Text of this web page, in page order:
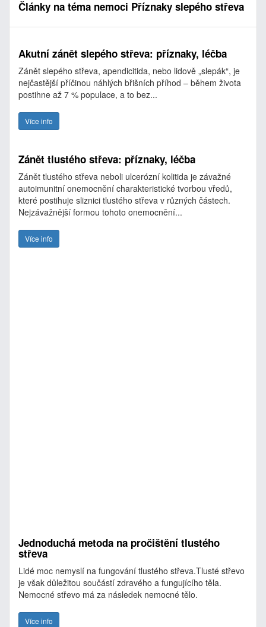
Články na téma nemoci Příznaky slepého střeva
Akutní zánět slepého střeva: příznaky, léčba
Zánět slepého střeva, apendicitida, nebo lidově „slepák“, je
nejčastější příčinou náhlých břišních příhod – během života
postihne až 7 % populace, a to bez...
Více info
Zánět tlustého střeva: příznaky, léčba
Zánět tlustého střeva neboli ulcerózní kolitida je závažné
autoimunitní onemocnění charakteristické tvorbou vředů,
které postihuje sliznici tlustého střeva v různých částech.
Nejzávažnější formou tohoto onemocnění...
Více info
Jednoduchá metoda na pročištění tlustého
střeva
Lidé moc nemyslí na fungování tlustého střeva.Tlusté střevo
je však důležitou součástí zdravého a fungujícího těla.
Nemocné střevo má za následek nemocné tělo.
Více info